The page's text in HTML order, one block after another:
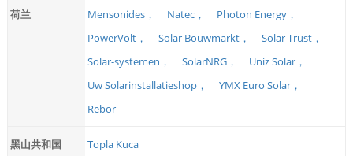
荷兰
Mensonides，
Natec，
Photon Energy，
PowerVolt，
Solar Bouwmarkt，
Solar Trust，
Solar-systemen，
SolarNRG，
Uniz Solar，
Uw Solarinstallatieshop，
YMX Euro Solar，
Rebor
黑山共和国 Topla Kuca